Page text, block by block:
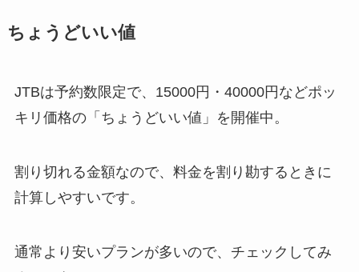
ちょうどいい値
JTBは予約数限定で、15000円・40000円などポッ
キリ価格の「ちょうどいい値」を開催中。
割り切れる金額なので、料金を割り勘するときに
計算しやすいです。
通常より安いプランが多いので、チェックしてみ